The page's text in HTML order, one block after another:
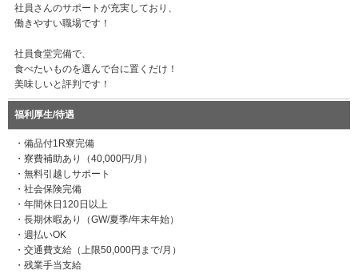
社員さんのサポートが充実しており、
働きやすい職場です！
社員食堂完備で、
食べたいものを選んで台に置くだけ！
美味しいと評判です！
福利厚生/待遇
・備品付1R寮完備
・寮費補助あり（40,000円/月）
・無料引越しサポート
・社会保険完備
・年間休日120日以上
・長期休暇あり（GW/夏季/年末年始）
・週払いOK
・交通費支給（上限50,000円まで/月）
・残業手当支給